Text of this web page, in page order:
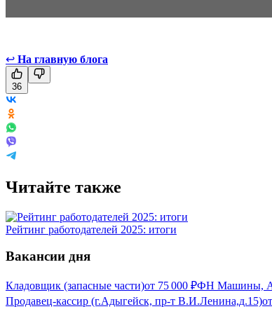
↩ На главную блога
36
Читайте также
Рейтинг работодателей 2025: итоги
Вакансии дня
Кладовщик (запасные части)от 75 000 ₽ФН Машины,
Продавец-кассир (г.Адыгейск, пр-т В.И.Ленина,д.15)от